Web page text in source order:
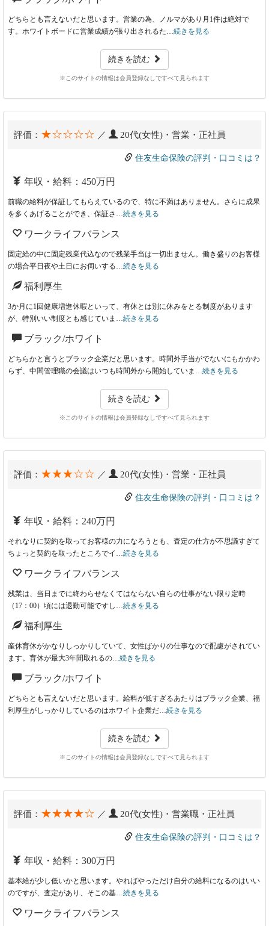
どちらとも言えないだと思います。営業の為、ノルマがあり月1件は絶対で
す。ホワイトボードに営業成績が張り出されるた…続きを見る
続きを読む
※このサイトの情報は会員登録なしですべて見られます
評価： ★☆☆☆☆ ／ 20代(女性)・営業・正社員
住友生命保険の評判・口コミは？
年収・給料：450万円
前職の給料が保証してもらえているので、特に不満はありません。さらに成果
を多くあげることができ、保証さ…続きを見る
ワークライフバランス
固定給の中に固定残業代込なので残業手当は一切出ません。働き盛りのお客様
の場合平日夜や土日にお伺いする…続きを見る
福利厚生
3か月に1回健康増進休暇といって、有休とは別に休みをとる制度があります
が、特別いい制度とも感じていま…続きを見る
ブラック/ホワイト
どちらかと言うとブラック企業だと思います。時間外手当がでないにもかかわ
らず、中間管理職の会議はいつも時間外から開始していま…続きを見る
続きを読む
※このサイトの情報は会員登録なしですべて見られます
評価： ★★★☆☆ ／ 20代(女性)・営業・正社員
住友生命保険の評判・口コミは？
年収・給料：240万円
それなりに契約を取ってお客様の力になろうとも、査定の仕方が不思議すぎて
ちょっと契約を取ったところでイ…続きを見る
ワークライフバランス
残業は、当日までに終わらせなくてはならない自らの仕事がない限り定時
（17：00）頃には退勤可能ですし…続きを見る
福利厚生
産休育休がかなりしっかりしていて、女性ばかりの仕事なので配慮がされてい
ます。育休が最大3年間取れるの…続きを見る
ブラック/ホワイト
どちらとも言えないだと思います。給料が低すぎるあたりはブラック企業、福
利厚生がしっかりしているのはホワイト企業だ…続きを見る
続きを読む
※このサイトの情報は会員登録なしですべて見られます
評価： ★★★★☆ ／ 20代(女性)・営業職・正社員
住友生命保険の評判・口コミは？
年収・給料：300万円
基本給が少し低いかと思います。やればやっただけ自分の給料になるのはいい
のですが、査定があり、そこの基…続きを見る
ワークライフバランス